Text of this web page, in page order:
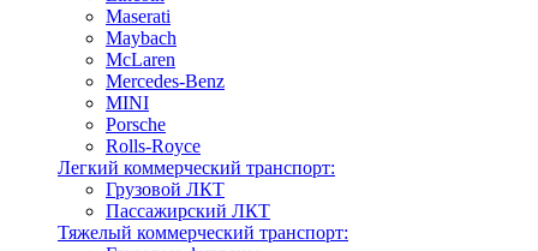
Maserati
Maybach
McLaren
Mercedes-Benz
MINI
Porsche
Rolls-Royce
Легкий коммерческий транспорт:
Грузовой ЛКТ
Пассажирский ЛКТ
Тяжелый коммерческий транспорт: